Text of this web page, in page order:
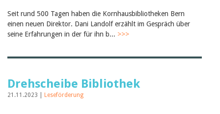
Seit rund 500 Tagen haben die Kornhausbibliotheken Bern
einen neuen Direktor. Dani Landolf erzählt im Gespräch über
seine Erfahrungen in der für ihn b... >>>
Drehscheibe Bibliothek
21.11.2023 | Leseförderung